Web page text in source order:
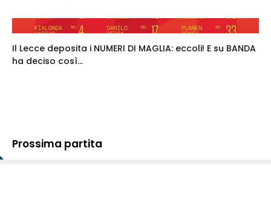
Il Lecce deposita i NUMERI DI MAGLIA: eccoli! E su BANDA
ha deciso così...
Prossima partita